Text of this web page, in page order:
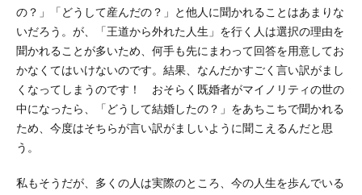
の？」「どうして産んだの？」と他人に聞かれることはあまりな
いだろう。が、「王道から外れた人生」を行く人は選択の理由を
聞かれることが多いため、何手も先にまわって回答を用意してお
かなくてはいけないのです。結果、なんだかすごく言い訳がまし
くなってしまうのです！ おそらく既婚者がマイノリティの世の
中になったら、「どうして結婚したの？」をあちこちで聞かれる
ため、今度はそちらが言い訳がましいように聞こえるんだと思
う。
私もそうだが、多くの人は実際のところ、今の人生を歩んでいる